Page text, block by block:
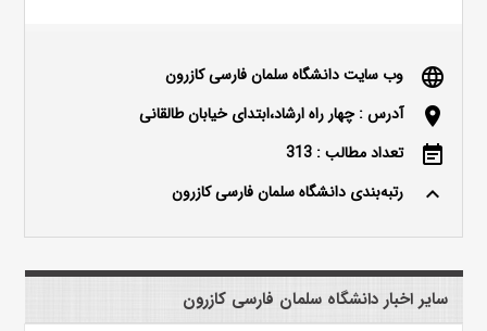
language وب سایت دانشگاه سلمان فارسی کازرون
location_on آدرس : چهار راه ارشاد،ابتدای خیابان طالقانی
event_note تعداد مطالب : 313
keyboard_arrow_up رتبه‌بندی دانشگاه سلمان فارسی کازرون
سایر اخبار دانشگاه سلمان فارسی کازرون